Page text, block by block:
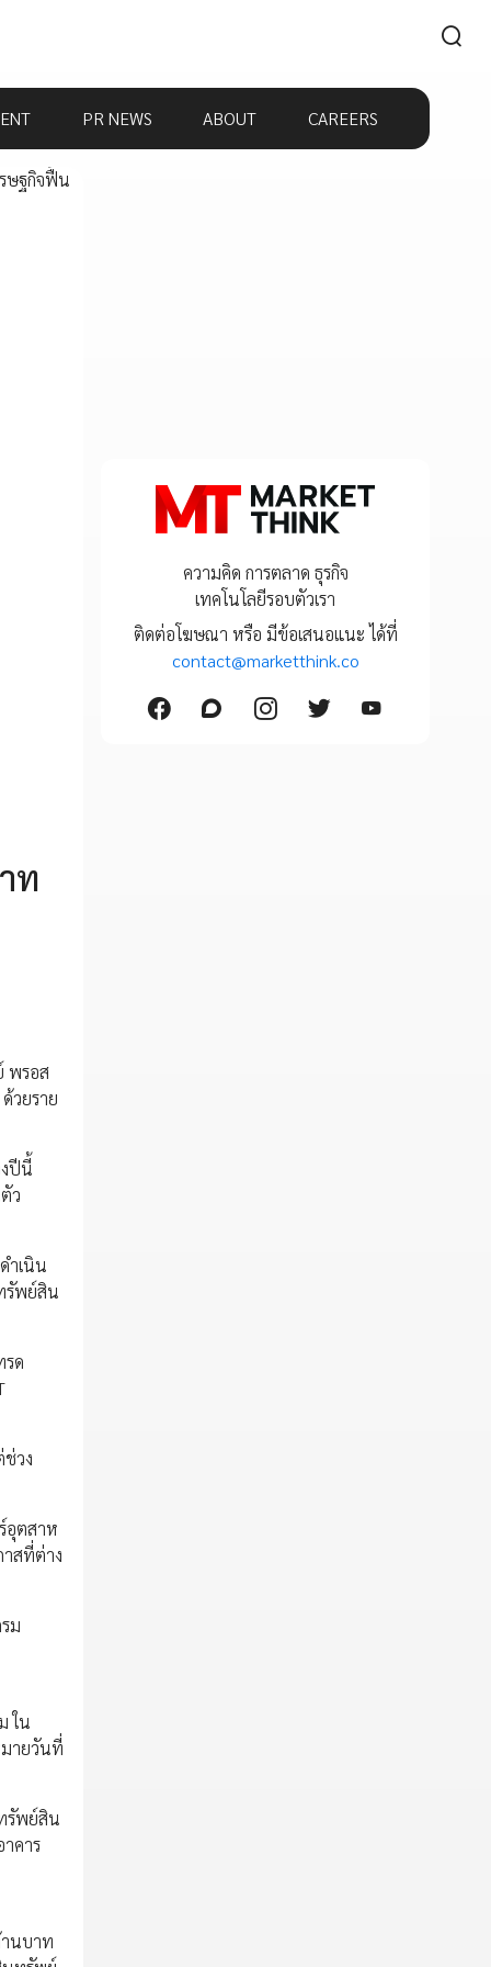
PR NEWS ABOUT CAREERS
ท
พรอส
วยราย
ปีนี้
ว
ำเนิน
รัพย์สิน
รด
วง
อุตสาห
าสที่ต่าง
ม
ใน
ายวันที่
รัพย์สิน
คาร
านบาท
ความคิด การตลาด ธุรกิจ
เทคโนโลยีรอบตัวเรา
ติดต่อโฆษณา หรือ มีข้อเสนอแนะ ได้ที่
contact@marketthink.co